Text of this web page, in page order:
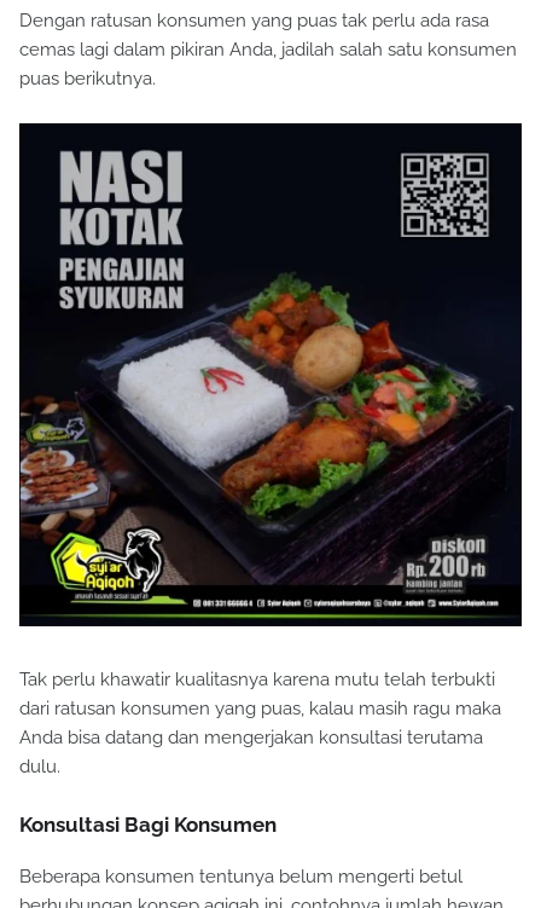
Dengan ratusan konsumen yang puas tak perlu ada rasa
cemas lagi dalam pikiran Anda, jadilah salah satu konsumen
puas berikutnya.
Tak perlu khawatir kualitasnya karena mutu telah terbukti
dari ratusan konsumen yang puas, kalau masih ragu maka
Anda bisa datang dan mengerjakan konsultasi terutama
dulu.
Konsultasi Bagi Konsumen
Beberapa konsumen tentunya belum mengerti betul